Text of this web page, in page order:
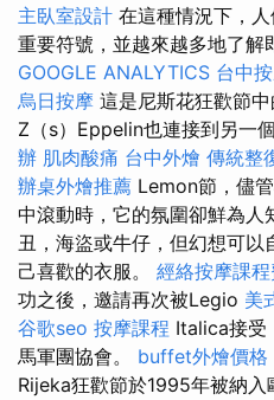
主臥室設計 在這種情況下，
重要符號，並越來越多地了解
GOOGLE ANALYTICS 台中
烏日按摩 這是尼斯花狂歡節
Z（s）Eppelin也連接到另一
辦 肌肉酸痛 台中外燴 傳統整
辦桌外燴推薦 Lemon節，儘
中滾動時，它的氛圍卻鮮為
丑，海盜或牛仔，但幻想可以
己喜歡的衣服。 經絡按摩課
功之後，邀請再次被Legio 美
谷歌seo 按摩課程 Italica接受
馬軍團協會。 buffet外燴價格
Rijeka狂歡節於1995年被納